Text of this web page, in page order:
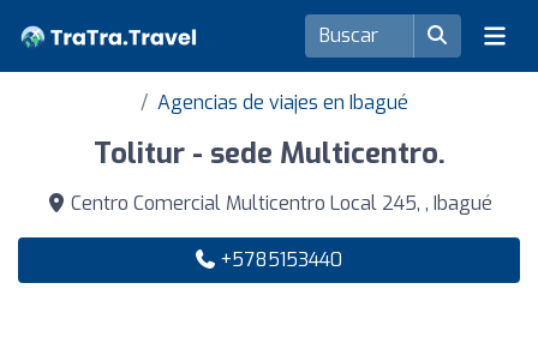
Agencias de viajes en Ibagué
Tolitur - sede Multicentro.
Centro Comercial Multicentro Local 245, , Ibagué
+5785153440